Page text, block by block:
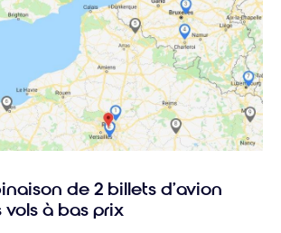
de 2 billets d’avion
vols à bas prix